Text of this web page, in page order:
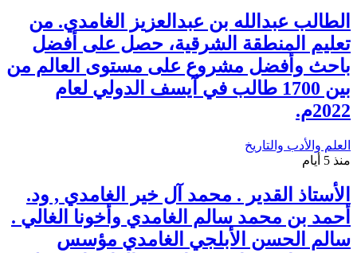
الطالب عبدالله بن عبدالعزيز الغامدي. من
تعليم المنطقة الشرقية، حصل على أفضل
باحث وأفضل مشروع على مستوى العالم من
بين 1700 طالب في آيسف الدولي لعام
2022م.
العلم والأدب والتاريخ
منذ 5 أيام
الأستاذ القدير . محمد آل خير الغامدي , ود.
أحمد بن محمد سالم الغامدي وأخونا الغالي .
سالم الحسن الأبلجي الغامدي مؤسس